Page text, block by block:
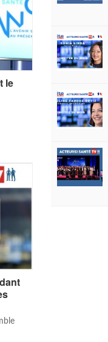
le